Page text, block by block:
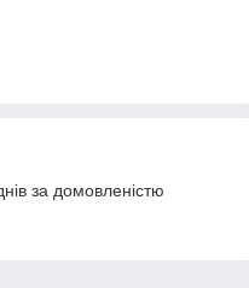
за домовленістю